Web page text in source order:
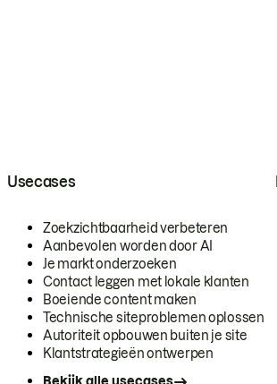
Usecases
Zoekzichtbaarheid verbeteren
Aanbevolen worden door AI
Je markt onderzoeken
Contact leggen met lokale klanten
Boeiende content maken
Technische siteproblemen oplossen
Autoriteit opbouwen buiten je site
Klantstrategieën ontwerpen